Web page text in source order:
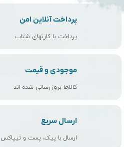
پرداخت آنلاین امن
پرداخت با کارتهای شتاب
موجودی و قیمت
کالاها بروزرسانی شده اند
ارسال سریع
ارسال با پیک، پست و تیپاکس